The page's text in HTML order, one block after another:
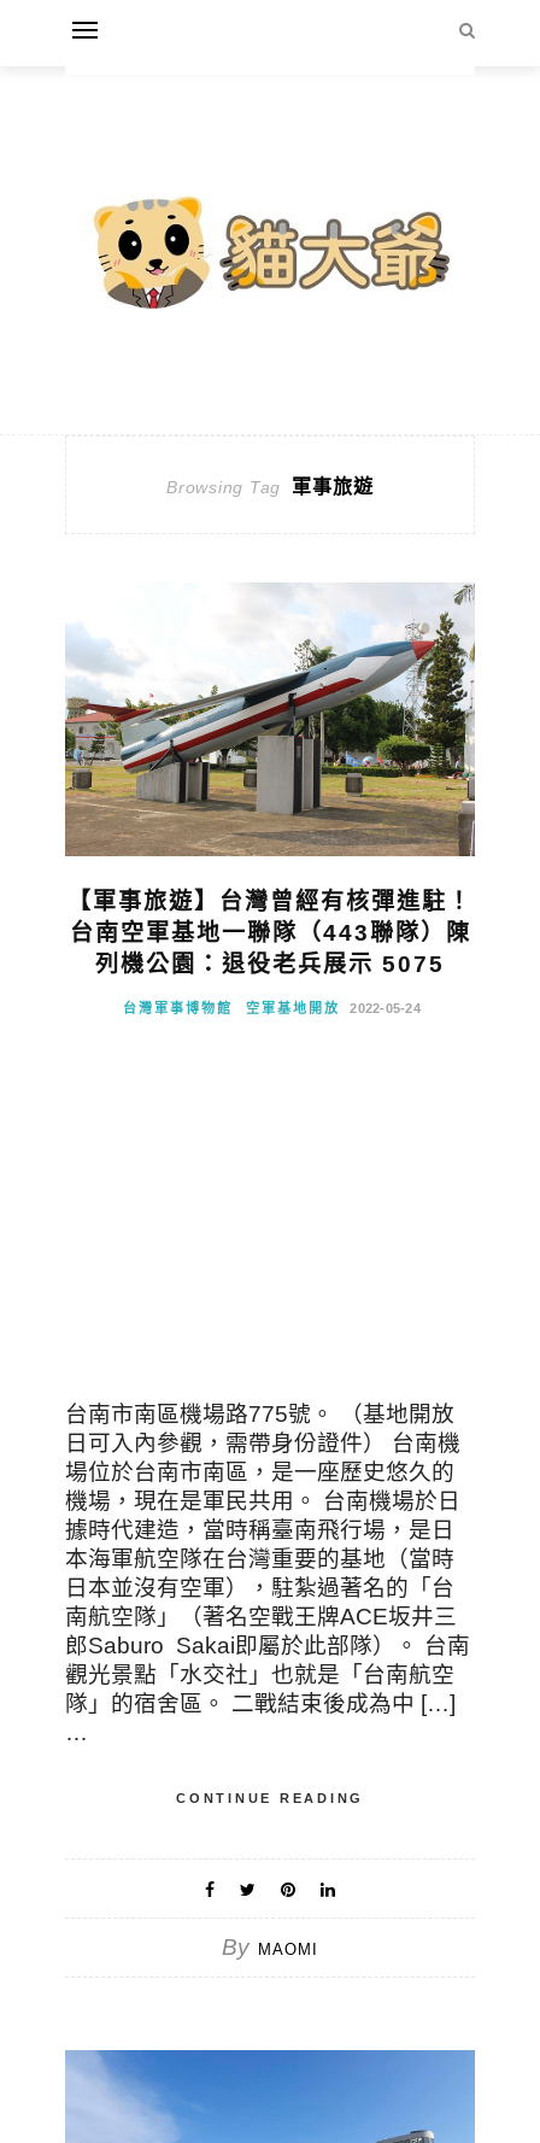
Browsing Tag 軍事旅遊
【軍事旅遊】台灣曾經有核彈進駐！
台南空軍基地一聯隊（443聯隊）陳
列機公園：退役老兵展示 5075
台灣軍事博物館 空軍基地開放 2022-05-24
台南市南區機場路775號。 （基地開放
日可入內參觀，需帶身份證件） 台南機
場位於台南市南區，是一座歷史悠久的
機場，現在是軍民共用。 台南機場於日
據時代建造，當時稱臺南飛行場，是日
本海軍航空隊在台灣重要的基地（當時
日本並沒有空軍），駐紮過著名的「台
南航空隊」（著名空戰王牌ACE坂井三
郎Saburo Sakai即屬於此部隊）。 台南
觀光景點「水交社」也就是「台南航空
隊」的宿舍區。 二戰結束後成為中 […]
…
CONTINUE READING
By MAOMI